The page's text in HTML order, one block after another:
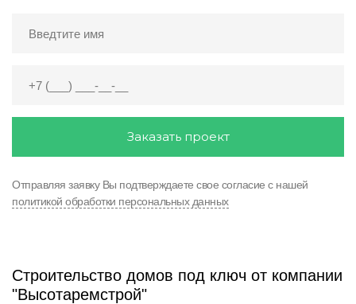
Заказать проект
Отправляя заявку Вы подтверждаете свое согласие с нашей
политикой обработки персональных данных
Строительство домов под ключ от компании
"Высотаремстрой"